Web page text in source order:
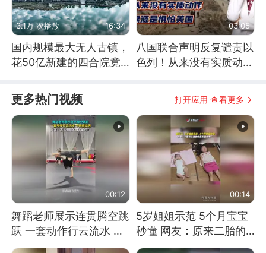
3.1万 次播放 16:34
国内规模最大无人古镇，
花50亿新建的四合院竟
03:05
八国联合声明反复谴责以
色列！从来没有实质动
更多热门视频 打开应用 查看更多
00:12
舞蹈老师展示连贯腾空跳
跃 一套动作行云流水 节
奏感拉满 网友：怎么做
00:14
5岁姐姐示范 5个月宝宝
秒懂 网友：原来二胎的
快乐长这样